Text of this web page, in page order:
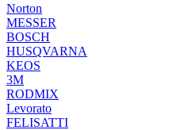
Norton
MESSER
BOSCH
HUSQVARNA
KEOS
3М
RODMIX
Levorato
FELISATTI